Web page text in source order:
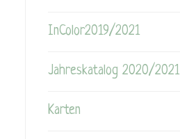
InColor2019/2021
Jahreskatalog 2020/2021
Karten